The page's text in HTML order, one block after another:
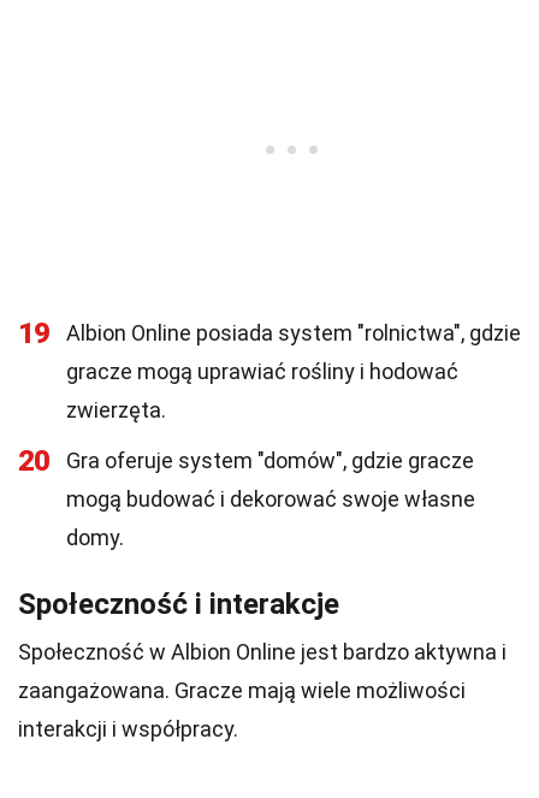
19
Albion Online posiada system "rolnictwa", gdzie
gracze mogą uprawiać rośliny i hodować
zwierzęta.
20
Gra oferuje system "domów", gdzie gracze
mogą budować i dekorować swoje własne
domy.
Społeczność i interakcje
Społeczność w Albion Online jest bardzo aktywna i
zaangażowana. Gracze mają wiele możliwości
interakcji i współpracy.